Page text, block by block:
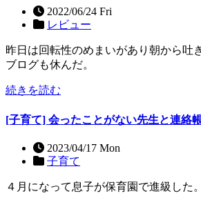
2022/06/24 Fri
レビュー
昨日は回転性のめまいがあり朝から吐
ブログも休んだ。
続きを読む
[子育て] 会ったことがない先生と連絡
2023/04/17 Mon
子育て
４月になって息子が保育園で進級した。